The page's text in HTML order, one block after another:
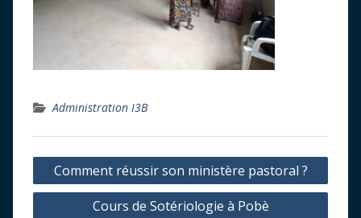
Administration I3B
Navigation
de
Comment réussir son ministère pastoral ?
Cours de Sotériologie à Pobè